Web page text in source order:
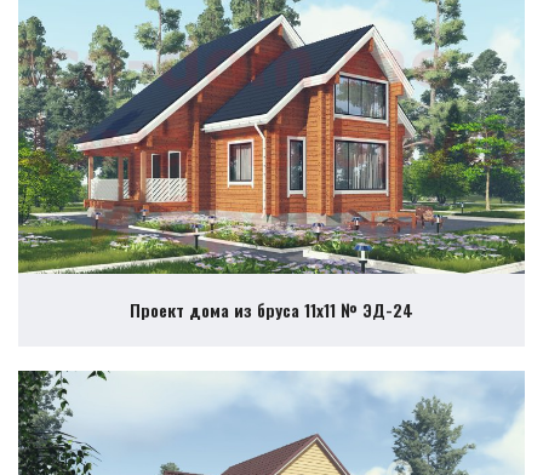
Проект дома из бруса 11х11 № ЭД-24